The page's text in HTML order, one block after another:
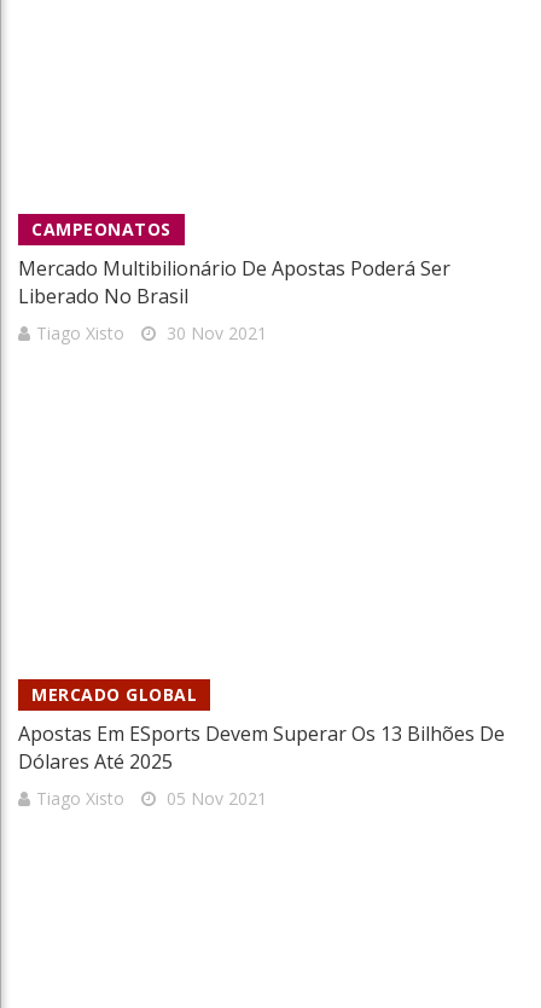
CAMPEONATOS
Mercado Multibilionário De Apostas Poderá Ser
Liberado No Brasil
Tiago Xisto 30 Nov 2021
MERCADO GLOBAL
Apostas Em ESports Devem Superar Os 13 Bilhões De
Dólares Até 2025
Tiago Xisto 05 Nov 2021